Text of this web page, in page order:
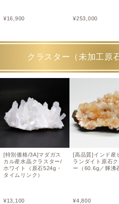
¥16,900 ¥253,000
クラスター（未加工原
[特別価格/3A]マダガス
カル産水晶クラスター/
ホワイト（原石524g・
タイムリンク）
¥13,100
[高品質]インド産
ランダイト原石ク
ー（60.6g／輝沸
¥4,800